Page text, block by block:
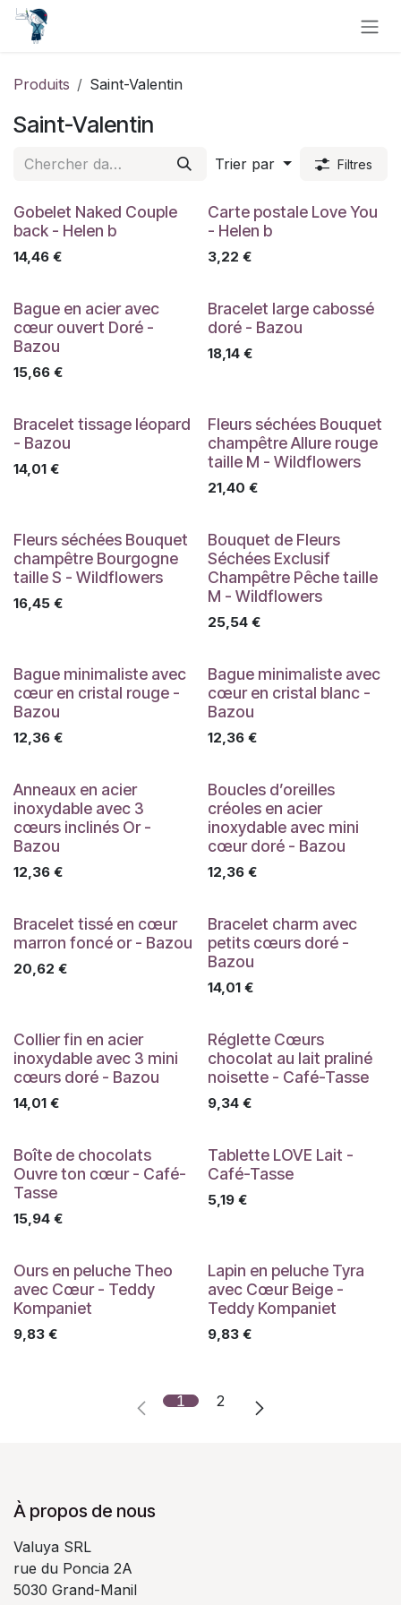
Se rendre au contenu
Produits Saint-Valentin
Saint-Valentin
Trier par Filtres
Gobelet Naked Couple
back - Helen b
14,46 €
Carte postale Love You
- Helen b
3,22 €
Bague en acier avec
cœur ouvert Doré -
Bazou
15,66 €
Bracelet large cabossé
doré - Bazou
18,14€
Bracelet tissage léopard
- Bazou
14,01 €
Fleurs séchées Bouquet
champêtre Allure rouge
taille M - Wildflowers
21,40 €
Fleurs séchées Bouquet
champêtre Bourgogne
taille S - Wildflowers
16,45 €
Bouquet de Fleurs
Séchées Exclusif
Champêtre Pêche taille
M - Wildflowers
25,54€
Bague minimaliste avec
cœur en cristal rouge -
Bazou
12,36 €
Bague minimaliste avec
cœur en cristal blanc -
Bazou
12,36€
Anneaux en acier
inoxydable avec 3
cœurs inclinés Or -
Bazou
12,36 €
Boucles d’oreilles
créoles en acier
inoxydable avec mini
cœur doré - Bazou
12,36€
Bracelet tissé en cœur
marron foncé or - Bazou
20,62 €
Bracelet charm avec
petits cœurs doré -
Bazou
14,01€
Collier fin en acier
inoxydable avec 3 mini
cœurs doré - Bazou
14,01 €
Réglette Cœurs
chocolat au lait praliné
noisette - Café-Tasse
9,34€
Boîte de chocolats
Ouvre ton cœur - Café-
Tasse
15,94 €
Tablette LOVE Lait -
Café-Tasse
5,19€
Ours en peluche Theo
avec Cœur - Teddy
Kompaniet
9,83 €
Lapin en peluche Tyra
avec Cœur Beige -
Teddy Kompaniet
9,83€
1 2
À propos de nous
Valuya SRL
rue du Poncia 2A
5030 Grand-Manil